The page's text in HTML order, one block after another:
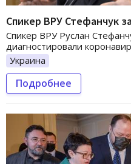
Спикер ВРУ Стефанчук
Спикер ВРУ Руслан
диагностировали
Украина
Подробнее